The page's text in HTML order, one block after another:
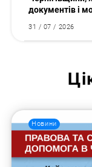
документів і
31 / 07 / 2026
Новини